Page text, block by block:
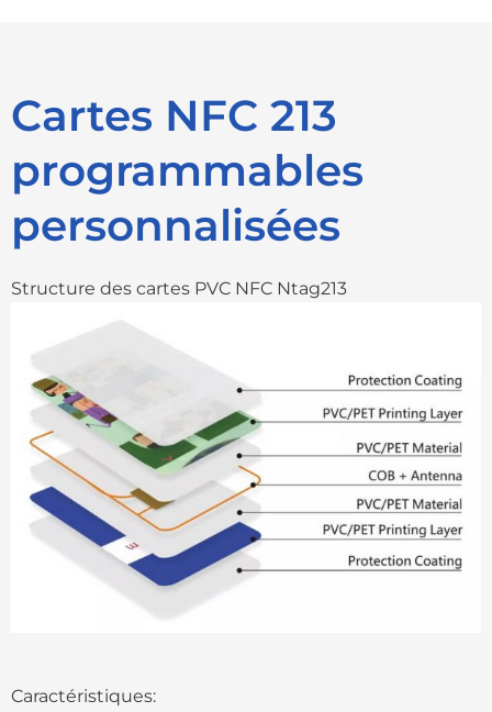
Cartes NFC 213
programmables
personnalisées
Structure des cartes PVC NFC Ntag213
Caractéristiques: